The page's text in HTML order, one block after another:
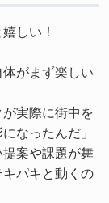
しい！
がまず楽しい
実際に街中を
なったんだ」
案や課題が舞
パキと動くの